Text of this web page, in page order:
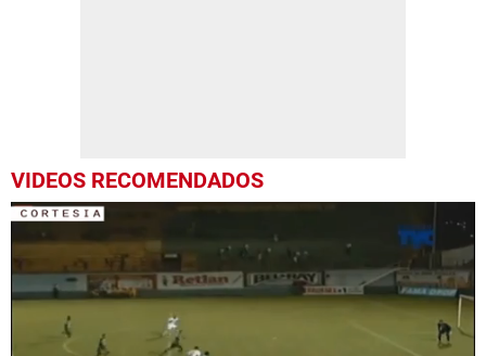
VIDEOS RECOMENDADOS